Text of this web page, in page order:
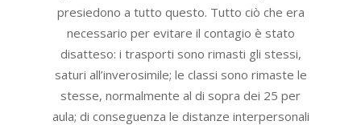
presiedono a tutto questo. Tutto ciò che era
necessario per evitare il contagio è stato
disatteso: i trasporti sono rimasti gli stessi,
saturi all’inverosimile; le classi sono rimaste le
stesse, normalmente al di sopra dei 25 per
aula; di conseguenza le distanze interpersonali